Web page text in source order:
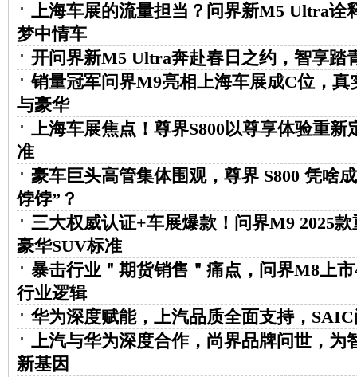
上海车展的流量担当？问界新M5 Ultra诠
梦中情车
开问界新M5 Ultra奔赴春日之约，智享踏
销量冠军问界M9亮相上海车展成C位，真
与豪华
上海车展焦点！尊界S800以尊享体验重新
准
豪车巨头高管集体围观，尊界 S800 凭啥
饽饽”？
三大权威认证+车展爆款！问界M9 2025
豪华SUV标准
暴击行业＂期货销售＂痛点，问界M8上
行业逻辑
华为深度赋能，上汽品质全面支持，
上汽与华为深度合作，尚界品牌问世，为
新基因